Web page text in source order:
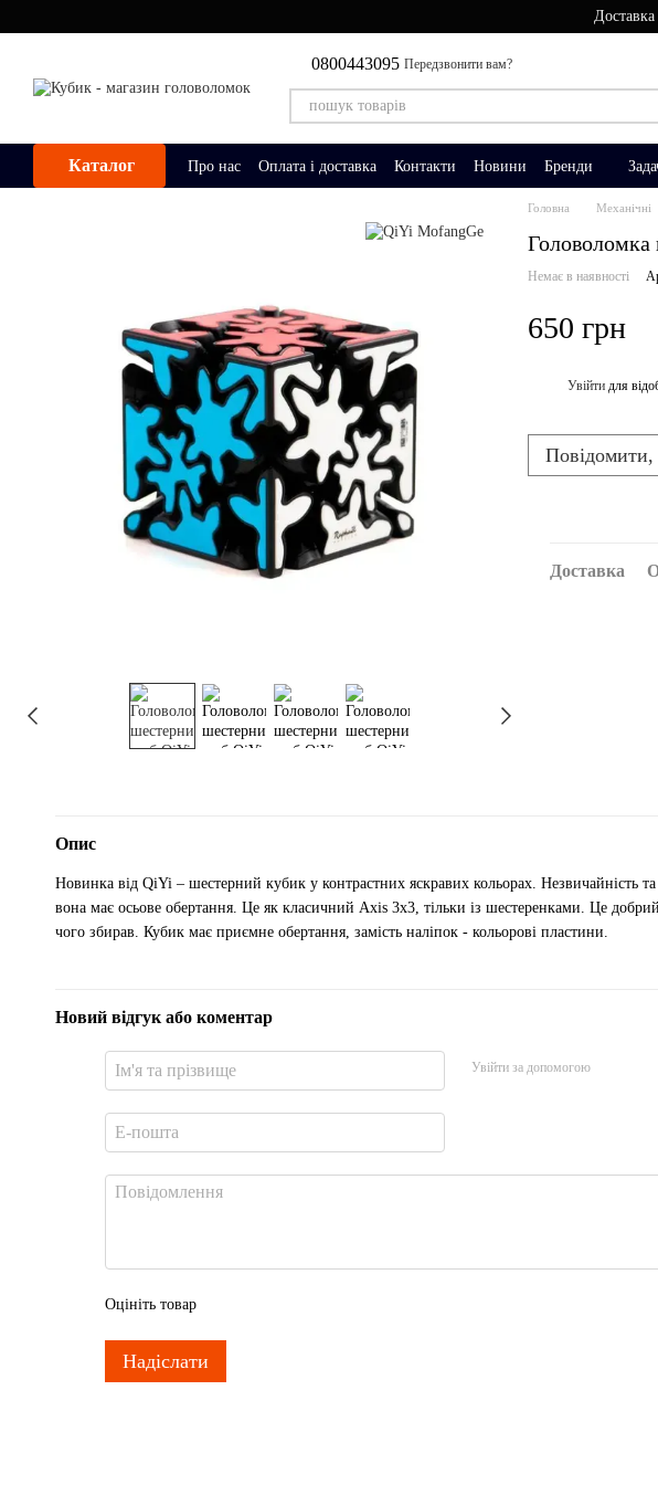
0800443095 Передзвонити вам?
Каталог Про нас Оплата і доставка Контакти Новини Бренди
Головна Механічні
Немає в наявності
650 грн
Увійти для
Повідомити,
Доставка
Опис
Новинка від QiYi – шестерний кубик у контрастних яскравих кольорах. Незвичайність
вона має осьове обертання. Це як класичний Axis 3х3, тільки із шестеренками. Це
чого збирав. Кубик має приємне обертання, замість наліпок - кольорові пластини.
Новий відгук або коментар
Увійти за допомогою
Оцініть товар
Надіслати